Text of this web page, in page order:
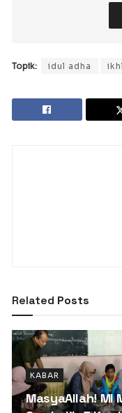
Topik: idul adha
Related Posts
KABAR
MasyaAllah! MI